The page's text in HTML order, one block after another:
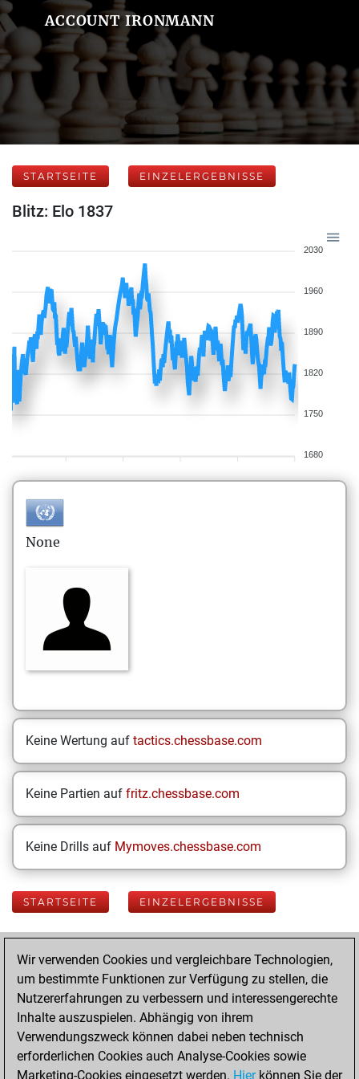
ACCOUNT IRONMANN
STARTSEITE EINZELERGEBNISSE
Blitz: Elo 1837
2030
1960
1890
1820
1750
1680
None
Keine Wertung auf tactics.chessbase.com
Keine Partien auf fritz.chessbase.com
Keine Drills auf Mymoves.chessbase.com
STARTSEITE EINZELERGEBNISSE
Your Latest App
Activity
Dienstag, Juli 21,
2026
Wir verwenden Cookies und vergleichbare Technologien,
um bestimmte Funktionen zur Verfügung zu stellen, die
Nutzererfahrungen zu verbessern und interessengerechte
Inhalte auszuspielen. Abhängig von ihrem
Verwendungszweck können dabei neben technisch
erforderlichen Cookies auch Analyse-Cookies sowie
Marketing-Cookies eingesetzt werden. Hierkönnen Sie der